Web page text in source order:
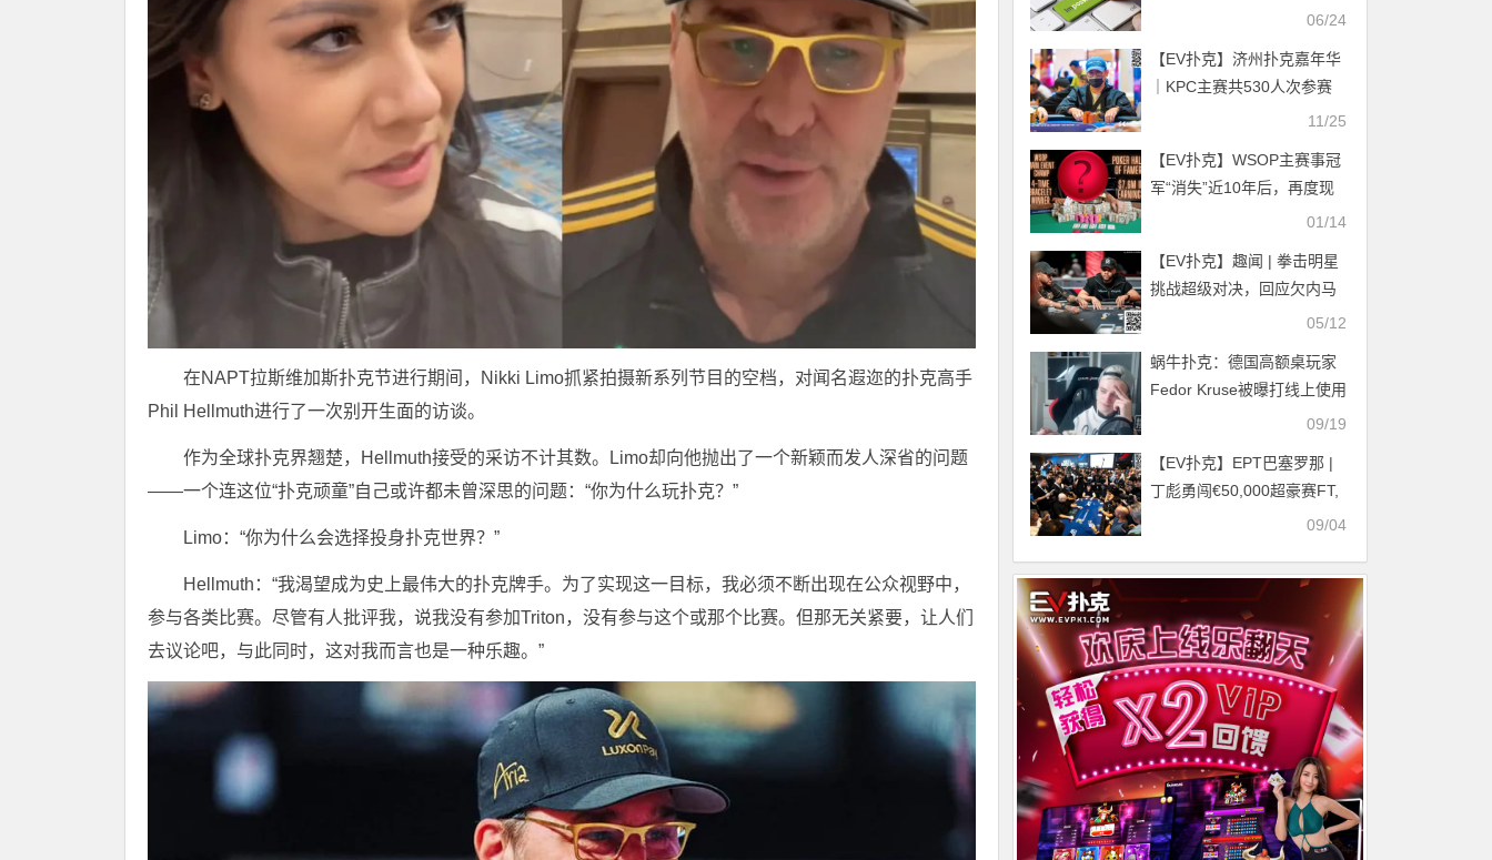
在NAPT拉斯维加斯扑克节进行期间，Nikki Limo抓紧拍摄新系列节目的空档，对闻名遐迩的扑克高手
Phil Hellmuth进行了一次别开生面的访谈。
作为全球扑克界翘楚，Hellmuth接受的采访不计其数。Limo却向他抛出了一个新颖而发人深省的问题
——一个连这位“扑克顽童”自己或许都未曾深思的问题：“你为什么玩扑克？”
Limo：“你为什么会选择投身扑克世界？”
Hellmuth：“我渴望成为史上最伟大的扑克牌手。为了实现这一目标，我必须不断出现在公众视野中，
参与各类比赛。尽管有人批评我，说我没有参加Triton，没有参与这个或那个比赛。但那无关紧要，让人们
去议论吧，与此同时，这对我而言也是一种乐趣。”
06/24
【EV扑克】济州扑克嘉年华
｜KPC主赛共530人次参赛
Murano领跑B/C组
11/25
【EV扑克】WSOP主赛事冠
军“消失”近10年后，再度现
01/14
【EV扑克】趣闻 | 拳击明星
挑战超级对决，回应欠内马
尔500万美元的债务传闻05/12
蜗牛扑克：德国高额桌玩家
Fedor Kruse被曝打线上使用
09/19
【EV扑克】EPT巴塞罗那 |
丁彪勇闯€50,000超豪赛FT,
09/04